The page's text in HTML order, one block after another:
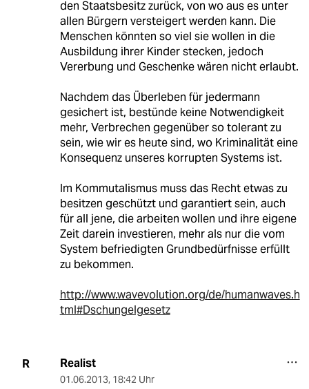
den Staatsbesitz zurück, von wo aus es unter
allen Bürgern versteigert werden kann. Die
Menschen könnten so viel sie wollen in die
Ausbildung ihrer Kinder stecken, jedoch
Vererbung und Geschenke wären nicht erlaubt.
Nachdem das Überleben für jedermann
gesichert ist, bestünde keine Notwendigkeit
mehr, Verbrechen gegenüber so tolerant zu
sein, wie wir es heute sind, wo Kriminalität eine
Konsequenz unseres korrupten Systems ist.
Im Kommutalismus muss das Recht etwas zu
besitzen geschützt und garantiert sein, auch
für all jene, die arbeiten wollen und ihre eigene
Zeit darein investieren, mehr als nur die vom
System befriedigten Grundbedürfnisse erfüllt
zu bekommen.
http://www.wavevolution.org/de/humanwaves.h
tml#Dschungelgesetz
R Realist
01.06.2013, 18:42 Uhr